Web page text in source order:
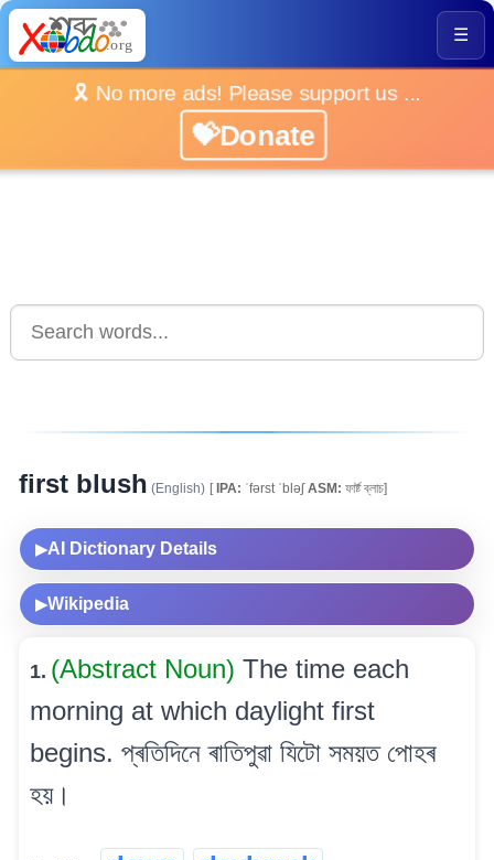
☰
🎗️ No more ads! Please support us ...
💝Donate
first blush (English) [IPA: ˈfərst ˈbləʃASM: ফাৰ্ষ্ট ব্লাচ]
▶AI Dictionary Details
▶Wikipedia
1. (Abstract Noun) The time each
morning at which daylight first
begins. প্ৰতিদিনে ৰাতিপুৱা যিটো সময়ত পোহৰ
হয়।